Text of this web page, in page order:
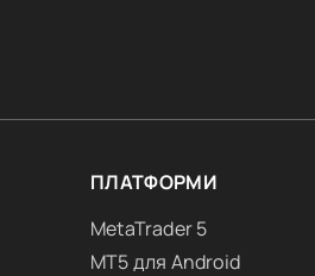
ПЛАТФОРМИ
MetaTrader 5
MT5 для Android